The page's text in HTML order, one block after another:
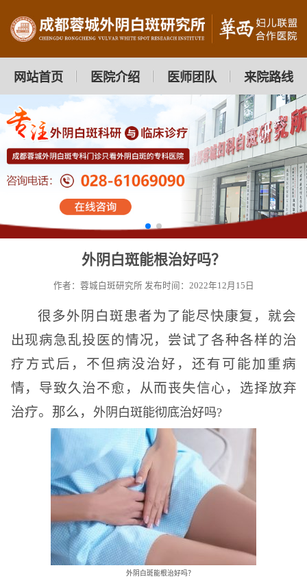
网站首页 医院介绍 医师团队 来院路线
外阴白斑能根治好吗？
作者：蓉城白斑研究所 发布时间：2022年12月15日
很多外阴白斑患者为了能尽快康复，就会
出现病急乱投医的情况，尝试了各种各样的治
疗方式后，不但病没治好，还有可能加重病
情，导致久治不愈，从而丧失信心，选择放弃
治疗。那么， 外阴白斑能彻底治好吗?
外阴白斑能根治好吗？